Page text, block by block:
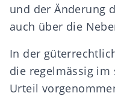
und der Änderung
auch über die
In der
die regelmässig im
Urteil